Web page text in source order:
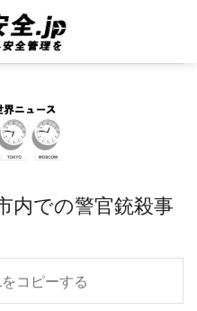
内での警官銃殺事
コピーする